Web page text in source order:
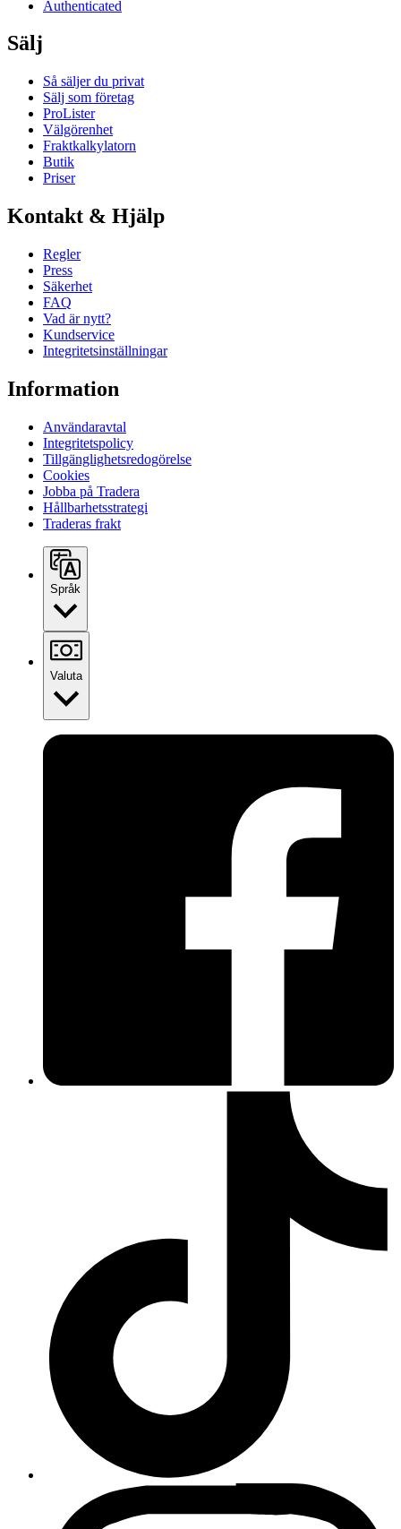
Authenticated
Sälj
Så säljer du privat
Sälj som företag
ProLister
Välgörenhet
Fraktkalkylatorn
Butik
Priser
Kontakt & Hjälp
Regler
Press
Säkerhet
FAQ
Vad är nytt?
Kundservice
Integritetsinställningar
Information
Användaravtal
Integritetspolicy
Tillgänglighetsredogörelse
Cookies
Jobba på Tradera
Hållbarhetsstrategi
Traderas frakt
Språk
Valuta